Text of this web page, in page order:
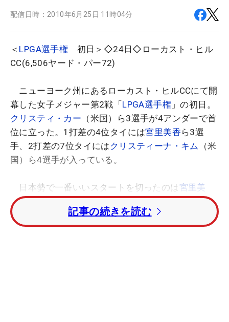
配信日時： 2010年6月25日 11時04分
＜ LPGA選手権 初日＞◇24日◇ローカスト・ヒル
CC(6,506ヤード・パー72)
ニューヨーク州にあるローカスト・ヒルCCにて開
幕した女子メジャー第2戦「 LPGA選手権 」の初日。
クリスティ・カー （米国）ら3選手が4アンダーで首
位に立った。1打差の4位タイには宮里美香 ら3選
手、2打差の7位タイには クリスティーナ・キム （米
国）ら4選手が入っている。
日本勢で一番いいスタートを切ったのは 宮里美
香。まず、スタートホールの1番でバーディを奪
取、6番ではボギーを叩いてしまうが8番でバーディ
を獲り1アンダーで折り返す。後半も2つのバーディ
記事の続きを読む